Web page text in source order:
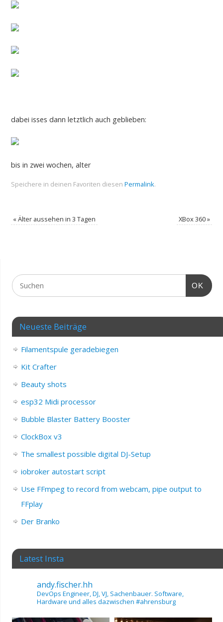
dabei isses dann letztlich auch geblieben:
bis in zwei wochen, alter
Speichere in deinen Favoriten diesen Permalink.
«Älter aussehen in 3 Tagen XBox 360»
OK
Neueste Beiträge
Filamentspule geradebiegen
Kit Crafter
Beauty shots
esp32 Midi processor
Bubble Blaster Battery Booster
ClockBox v3
The smallest possible digital DJ-Setup
iobroker autostart script
Use FFmpeg to record from webcam, pipe output to
FFplay
Der Branko
Latest Insta
andy.fischer.hh
DevOps Engineer, DJ, VJ, Sachenbauer. Software,
Hardware und alles dazwischen #ahrensburg